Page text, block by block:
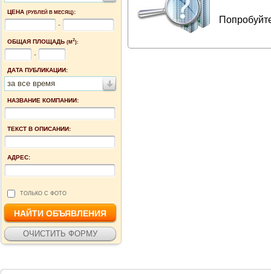
ЦЕНА (РУБЛЕЙ В МЕСЯЦ):
-
ОБЩАЯ ПЛОЩАДЬ (М2):
-
ДАТА ПУБЛИКАЦИИ:
за все время
НАЗВАНИЕ КОМПАНИИ:
ТЕКСТ В ОПИСАНИИ:
АДРЕС:
ТОЛЬКО С ФОТО